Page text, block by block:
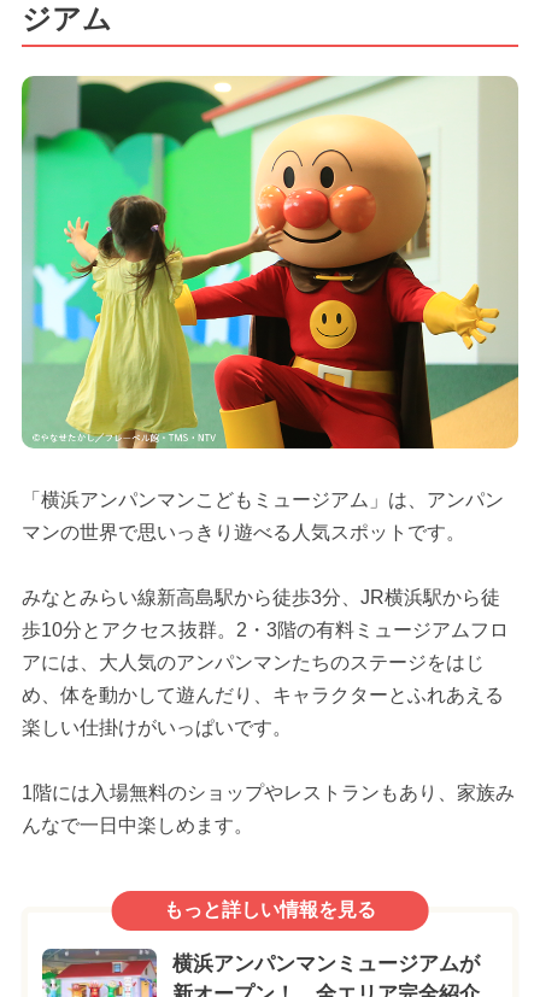
ジアム
「横浜アンパンマンこどもミュージアム」は、アンパン
マンの世界で思いっきり遊べる人気スポットです。
みなとみらい線新高島駅から徒歩3分、JR横浜駅から徒
歩10分とアクセス抜群。2・3階の有料ミュージアムフロ
アには、大人気のアンパンマンたちのステージをはじ
め、体を動かして遊んだり、キャラクターとふれあえる
楽しい仕掛けがいっぱいです。
1階には入場無料のショップやレストランもあり、家族み
んなで一日中楽しめます。
もっと詳しい情報を見る
横浜アンパンマンミュージアムが